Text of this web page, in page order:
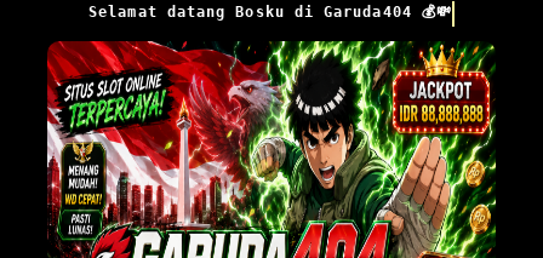
Selamat datang Bosku di Garuda404 💰💸